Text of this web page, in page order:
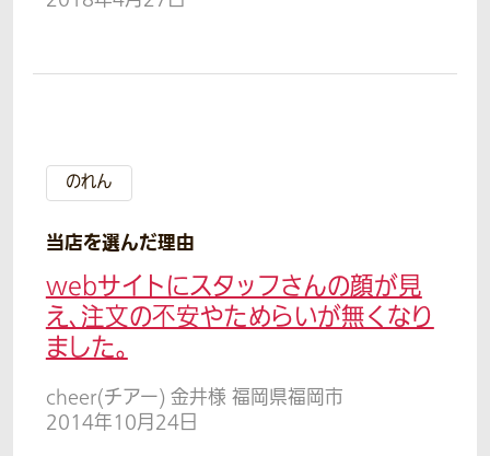
のれん
当店を選んだ理由
webサイトにスタッフさんの顔が見
え、注文の不安やためらいが無くなり
ました。
cheer(チアー) 金井様 福岡県福岡市
2014年10月24日